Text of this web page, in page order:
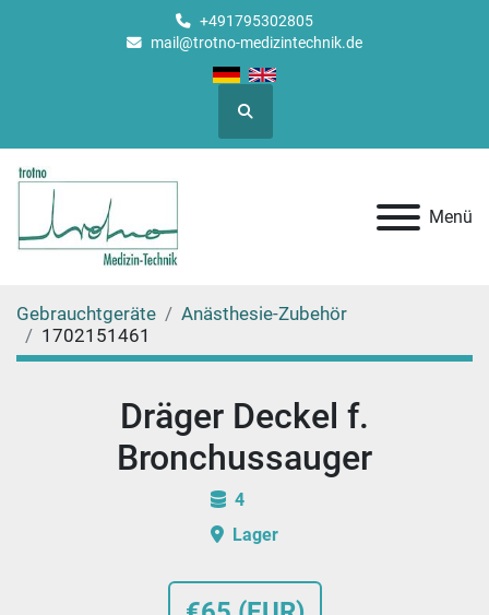
+491795302805
mail@trotno-medizintechnik.de
Suche
Menü
Gebrauchtgeräte
Anästhesie-Zubehör
1702151461
Dräger Deckel f.
Bronchussauger
4
Lager